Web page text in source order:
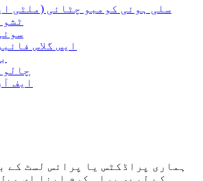
سلی ہوئی کومبو چٹائی (ملٹی
ایس گلاس
چالو
ایف
ہماری پراڈکٹس یا پرائس لسٹ کے